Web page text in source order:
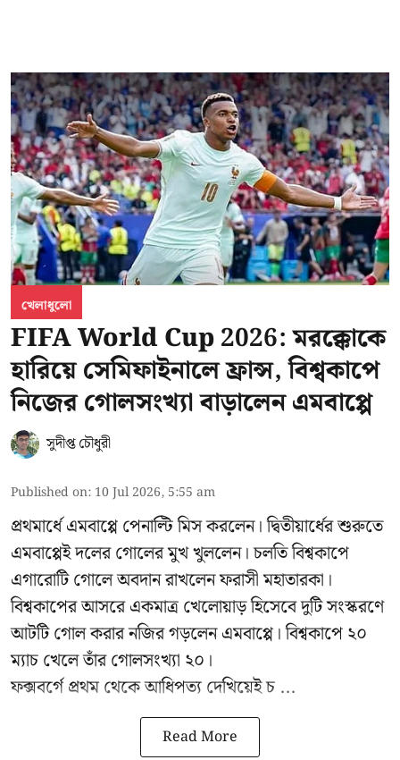
খেলাধুলো
FIFA World Cup 2026: মরক্কোকে
হারিয়ে সেমিফাইনালে ফ্রান্স, বিশ্বকাপে
নিজের গোলসংখ্যা বাড়ালেন এমবাপ্পে
সুদীপ্ত চৌধুরী
Published on: 10 Jul 2026, 5:55 am
প্রথমার্ধে এমবাপ্পে পেনাল্টি মিস করলেন। দ্বিতীয়ার্ধের শুরুতে
এমবাপ্পেই দলের গোলের মুখ খুললেন। চলতি বিশ্বকাপে
এগারোটি গোলে অবদান রাখলেন ফরাসী মহাতারকা।
বিশ্বকাপের আসরে একমাত্র খেলোয়াড় হিসেবে দুটি সংস্করণে
আটটি গোল করারনজির গড়লেন এমবাপ্পে। বিশ্বকাপে ২০
ম্যাচ খেলে তাঁর গোলসংখ্যা ২০।
ফক্সবর্গে প্রথম থেকে আধিপত্য দেখিয়েই চ ...
Read More